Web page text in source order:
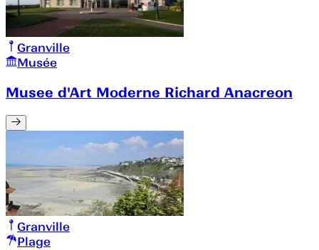
Granville
Musée
Musee d'Art Moderne Richard Anacreon
Granville
Plage